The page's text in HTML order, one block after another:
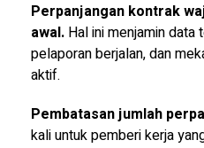
Perpanjangan kontrak
awal. Hal ini menjamin data
pelaporan berjalan, dan
aktif.
Pembatasan jumlah
kali untuk pemberi kerja